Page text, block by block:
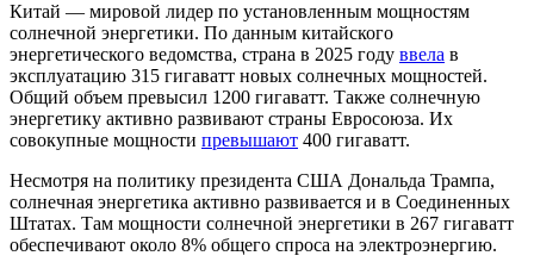
Китай — мировой лидер по установленным мощностям
солнечной энергетики. По данным китайского
энергетического ведомства, страна в 2025 году ввела в
эксплуатацию 315 гигаватт новых солнечных мощностей.
Общий объем превысил 1200 гигаватт. Также солнечную
энергетику активно развивают страны Евросоюза. Их
совокупные мощности превышают 400 гигаватт.
Несмотря на политику президента США Дональда Трампа,
солнечная энергетика активно развивается и в Соединенных
Штатах. Там мощности солнечной энергетики в 267 гигаватт
обеспечивают около 8% общего спроса на электроэнергию.